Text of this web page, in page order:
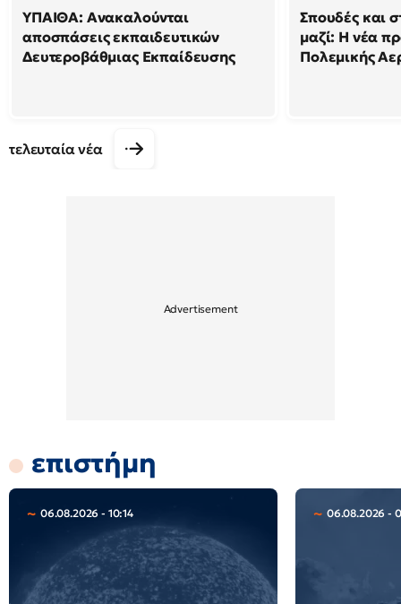
ΥΠΑΙΘΑ: Ανακαλούνται
αποσπάσεις εκπαιδευτικών
Δευτεροβάθμιας Εκπαίδευσης
Σπουδές και
μαζί: Η νέα
Πολεμικής
τελευταία νέα
επιστήμη
06.08.2026 - 10:14 06.08.2026 -